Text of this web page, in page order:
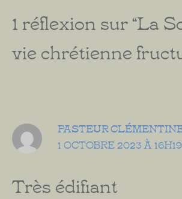
1 réflexion sur “La
vie chrétienne
PASTEUR
1 OCTOBRE 2023 À 16H19
Très édifiant